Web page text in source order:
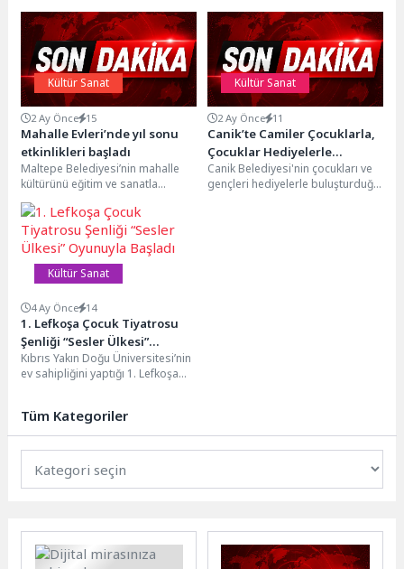
Kültür Sanat
2 Ay Önce 15
Mahalle Evleri’nde yıl sonu
etkinlikleri başladı
Maltepe Belediyesi’nin mahalle
kültürünü eğitim ve sanatla
geliştirmek amacıyla geçtiğimiz yıl
hizmete açtığı Küçükyalı Mahalle...
Kültür Sanat
2 Ay Önce 11
Canik’te Camiler Çocuklarla,
Çocuklar Hediyelerle
Buluşuyor
Canik Belediyesi'nin çocukları ve
gençleri hediyelerle buluşturduğu
Kültür Sanat
4 Ay Önce 14
1. Lefkoşa Çocuk Tiyatrosu
Şenliği “Sesler Ülkesi”
Oyunuyla Başladı
Kıbrıs Yakın Doğu Üniversitesi’nin
ev sahipliğini yaptığı 1. Lefkoşa
Tüm Kategoriler